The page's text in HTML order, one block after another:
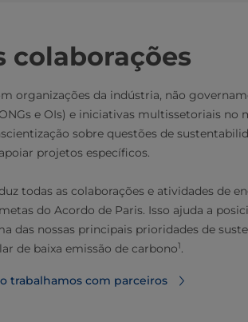
colaborações
organizações da indústria, não
e OIs) e iniciativas multissetoriais no
sobre questões de
projetos específicos.
todas as colaborações e atividades de
do Acordo de Paris. Isso ajuda a
das nossas principais prioridades de
de baixa emissão de carbono1.
trabalhamos com parceiros